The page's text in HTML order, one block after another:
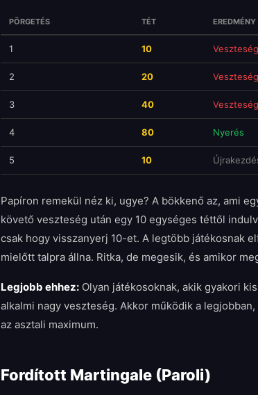
PÖRGETÉS TÉT EREDMÉNY
1 10 Veszteség
2 20 Veszteség
3 40 Veszteség
4 80 Nyerés
5 10
Papíron remekül néz ki, ugye? A bökkenő az, ami
követő veszteség után egy 10 egységes téttől
csak hogy visszanyerj 10-et. A legtöbb játékosnak
mielőtt talpra állna. Ritka, de megesik, és amikor
Legjobb ehhez: Olyan játékosoknak, akik gyakori
alkalmi nagy veszteség. Akkor működik a
az asztali maximum.
Fordított Martingale (Paroli)